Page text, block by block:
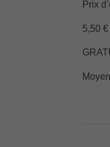
Prix
5,50